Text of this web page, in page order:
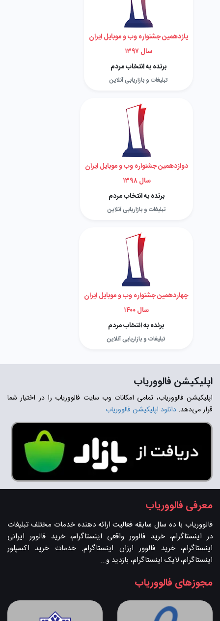
یازدهمین جشنواره وب و موبایل ایران
سال ۱۳۹۷
برنده به انتخاب مردم
تبلیغات و بازاریابی آنلاین
دوازدهمین جشنواره وب و موبایل ایران
سال ۱۳۹۸
برنده به انتخاب مردم
تبلیغات و بازاریابی آنلاین
چهاردهمین جشنواره وب و موبایل ایران
سال ۱۴۰۰
برنده به انتخاب مردم
تبلیغات و بازاریابی آنلاین
اپلیکیشن فالووریاب
اپلیکیشن فالووریاب، تمامی امکانات وب سایت فالووریاب را در اختیار شما
قرار می‌دهد. دانلود اپلیکیشن فالووریاب
معرفی فالووریاب
فالووریاب با ده سال سابقه فعالیت ارائه دهنده خدمات مختلف تبلیغات
در اینستاگرام، خرید فالوور واقعی اینستاگرام، خرید فالوور ایرانی
اینستاگرام، خرید فالوور ارزان اینستاگرام. خدمات خرید اکسپلور
اینستاگرام، لایک اینستاگرام، بازدید و...
مجوزهای فالووریاب